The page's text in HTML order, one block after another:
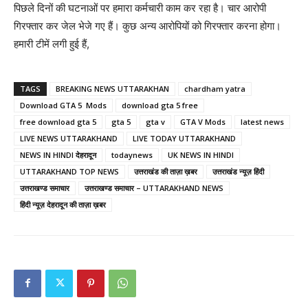
पिछले दिनों की घटनाओं पर हमारा कर्मचारी काम कर रहा है। चार आरोपी
गिरफ्तार कर जेल भेजे गए हैं। कुछ अन्य आरोपियों को गिरफ्तार करना होगा।
हमारी टीमें लगी हुई हैं,
TAGS BREAKING NEWS UTTARAKHAN
chardham yatra
Download GTA 5 Mods
download gta 5 free
free download gta 5
gta 5 gta v GTA V Mods
latest news
LIVE NEWS UTTARAKHAND
LIVE TODAY UTTARAKHAND
NEWS IN HINDI देहरादून
todaynews
UK NEWS IN HINDI
UTTARAKHAND TOP NEWS
उत्तराखंड की ताज़ा ख़बर
उत्तराखंड न्यूज़ हिंदी
उत्तराखण्ड समाचार
उत्तराखण्ड समाचार – UTTARAKHAND NEWS
हिंदी न्यूज़ देहरादून की ताज़ा ख़बर